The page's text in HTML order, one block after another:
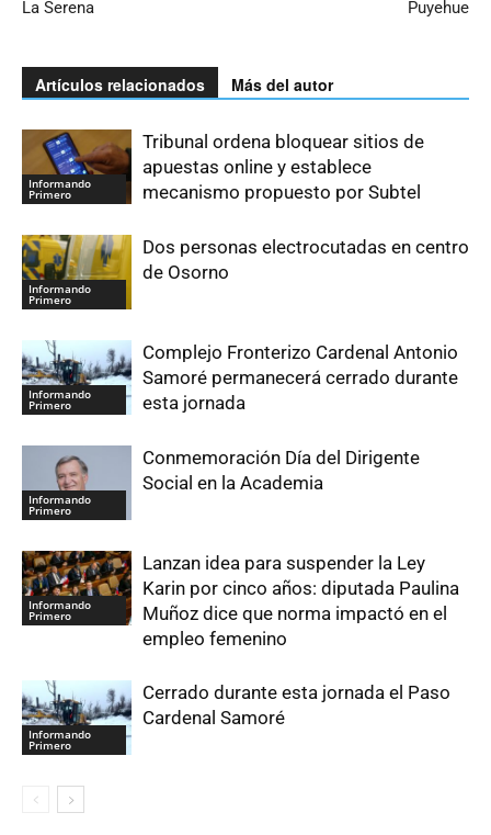
La Serena
Puyehue
Artículos relacionados Más del autor
Informando
Primero
Tribunal ordena bloquear sitios de
apuestas online y establece
mecanismo propuesto por Subtel
Informando
Primero
Dos personas electrocutadas en centro
de Osorno
Informando
Primero
Complejo Fronterizo Cardenal Antonio
Samoré permanecerá cerrado durante
esta jornada
Informando
Primero
Conmemoración Día del Dirigente
Social en la Academia
Informando
Primero
Lanzan idea para suspender la Ley
Karin por cinco años: diputada Paulina
Muñoz dice que norma impactó en el
empleo femenino
Informando
Primero
Cerrado durante esta jornada el Paso
Cardenal Samoré